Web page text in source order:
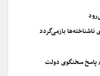
بازمی‌گردد
پاسخ سخنگوی دولت